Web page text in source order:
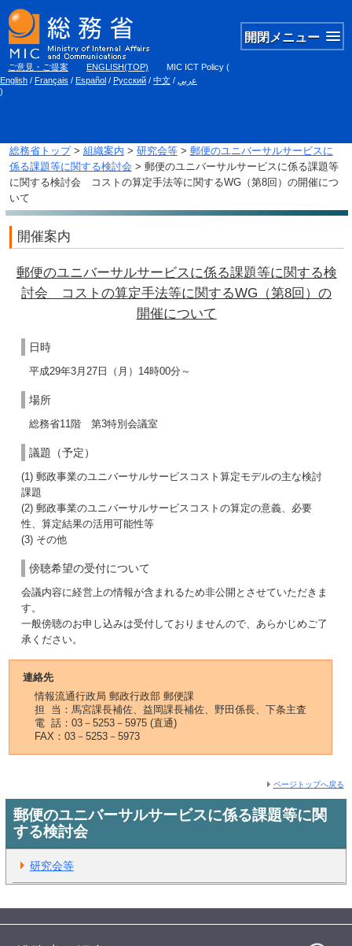
開閉メニュー
ご意見・ご提案 ENGLISH(TOP) MIC ICT Policy (
English / Français / Español / Русский / 中文 / عربي
)
総務省トップ> 組織案内 > 研究会等> 郵便のユニバーサルサービスに
係る課題等に関する検討会 > 郵便のユニバーサルサービスに係る課題等
に関する検討会 コストの算定手法等に関するWG（第8回）の開催につ
いて
開催案内
郵便のユニバーサルサービスに係る課題等に関する検
討会 コストの算定手法等に関するWG（第8回）の
開催について
日時
平成29年3月27日（月）14時00分～
場所
総務省11階 第3特別会議室
議題（予定）
(1) 郵政事業のユニバーサルサービスコスト算定モデルの主な検討
課題
(2) 郵政事業のユニバーサルサービスコストの算定の意義、必要
性、算定結果の活用可能性等
(3) その他
傍聴希望の受付について
会議内容に経営上の情報が含まれるため非公開とさせていただきま
す。
一般傍聴のお申し込みは受付しておりませんので、あらかじめご了
承ください。
連絡先
情報流通行政局 郵政行政部 郵便課
担 当：馬宮課長補佐、益岡課長補佐、野田係長、下条主査
電 話：03－5253－5975 (直通)
FAX：03－5253－5973
ページトップへ戻る
郵便のユニバーサルサービスに係る課題等に関
する検討会
研究会等